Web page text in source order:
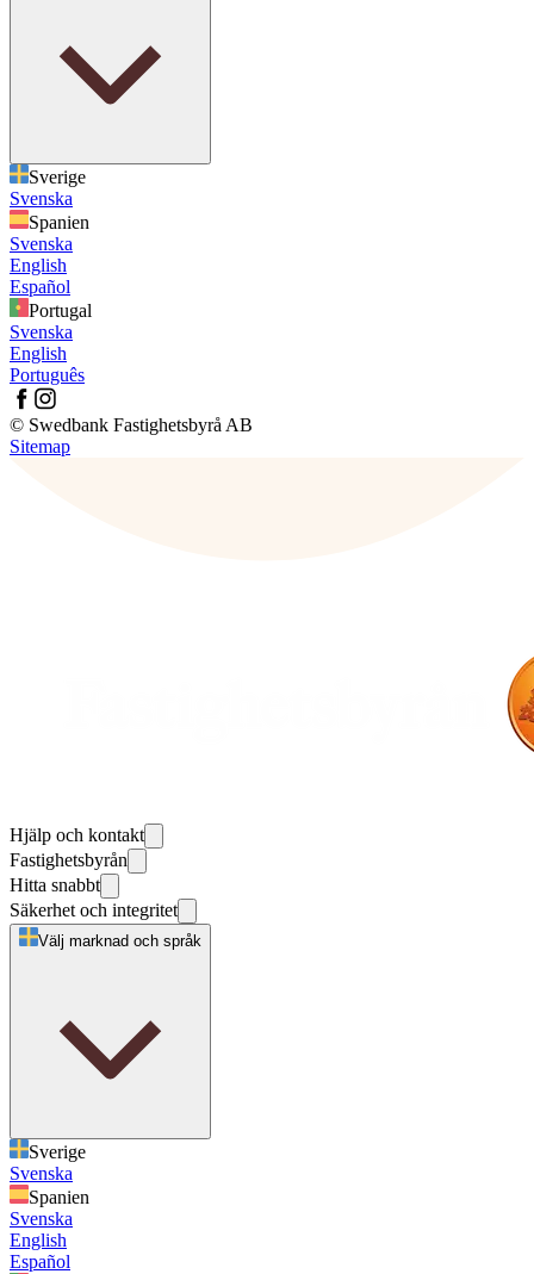
Sverige
Svenska
Spanien
Svenska
English
Español
Portugal
Svenska
English
Português
© Swedbank Fastighetsbyrå AB
Sitemap
Hjälp och kontakt
Fastighetsbyrån
Hitta snabbt
Säkerhet och integritet
Välj marknad och språk
Sverige
Svenska
Spanien
Svenska
English
Español